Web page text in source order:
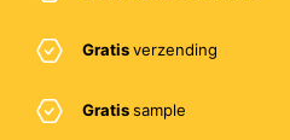
Gratisverzending
Gratissample